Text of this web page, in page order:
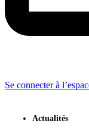
Se connecter à
Actualités